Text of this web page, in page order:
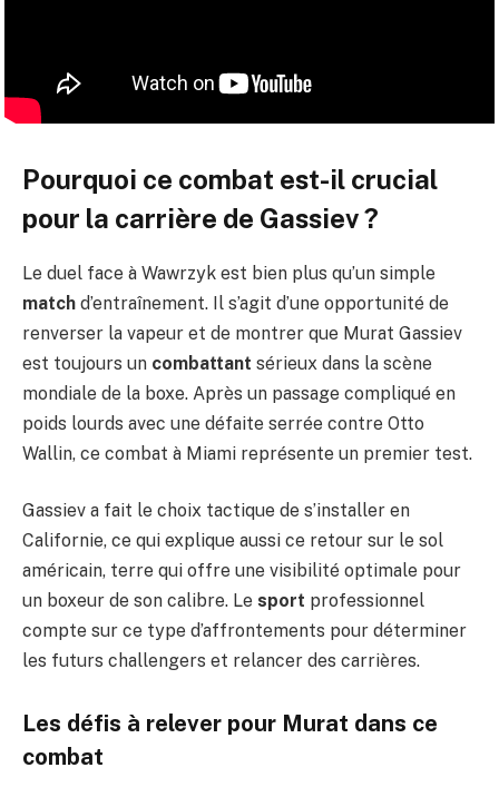
Pourquoi ce combat est-il crucial
pour la carrière de Gassiev ?
Le duel face à Wawrzyk est bien plus qu’un simple
match d’entraînement. Il s’agit d’une opportunité de
renverser la vapeur et de montrer que Murat Gassiev
est toujours un combattant sérieux dans la scène
mondiale de la boxe. Après un passage compliqué en
poids lourds avec une défaite serrée contre Otto
Wallin, ce combat à Miami représente un premier test.
Gassiev a fait le choix tactique de s’installer en
Californie, ce qui explique aussi ce retour sur le sol
américain, terre qui offre une visibilité optimale pour
un boxeur de son calibre. Le sport professionnel
compte sur ce type d’affrontements pour déterminer
les futurs challengers et relancer des carrières.
Les défis à relever pour Murat dans ce
combat